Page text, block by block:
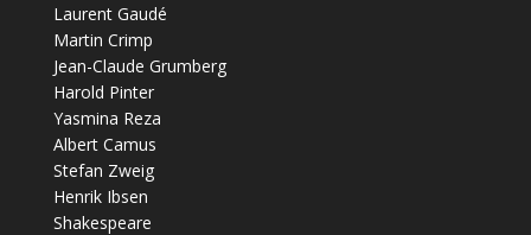
Laurent Gaudé
Martin Crimp
Jean-Claude Grumberg
Harold Pinter
Yasmina Reza
Albert Camus
Stefan Zweig
Henrik Ibsen
Shakespeare